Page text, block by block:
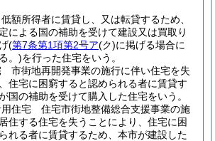
額所得者に賃貸し、又は転貸するため、
による国の補助を受けて建設又は買取り
(第7条第1項第2号ア(ク)に掲げる場合に
。)を行った住宅をいう。
市街地再開発事業の施行に伴い住宅を失
住宅に困窮すると認められる者に賃貸す
国の補助を受けて購入した住宅をいう。
用住宅 住宅市街地整備総合支援事業の施
住する住宅を失うことにより、住宅に困
れる者に賃貸するため、本市が建設した